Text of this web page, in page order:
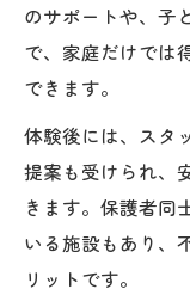
のサポートや、子
で、家庭だけでは
できます。
体験後には、スタ
提案も受けられ、
きます。保護者同
いる施設もあり、
リットです。